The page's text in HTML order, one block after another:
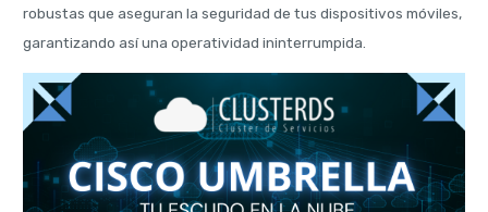
robustas que aseguran la seguridad de tus dispositivos móviles,
garantizando así una operatividad ininterrumpida.